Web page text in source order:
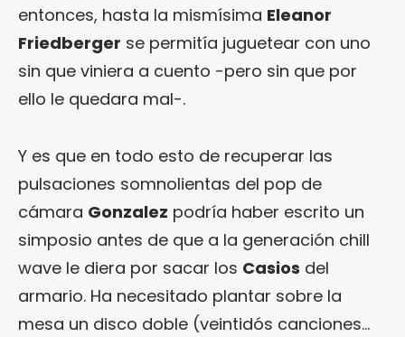
entonces, hasta la mismísima Eleanor
Friedberger se permitía juguetear con uno
sin que viniera a cuento -pero sin que por
ello le quedara mal-.
Y es que en todo esto de recuperar las
pulsaciones somnolientas del pop de
cámara Gonzalez podría haber escrito un
simposio antes de que a la generación chill
wave le diera por sacar los Casios del
armario. Ha necesitado plantar sobre la
mesa un disco doble (veintidós canciones…